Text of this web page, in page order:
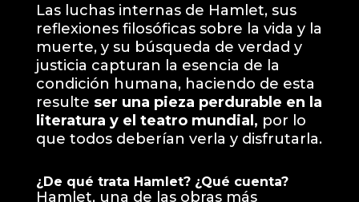
Las luchas internas de Hamlet, sus
reflexiones filosóficas sobre la vida y la
muerte, y su búsqueda de verdad y
justicia capturan la esencia de la
condición humana, haciendo de esta
resulte ser una pieza perdurable en la
literatura y el teatro mundial, por lo
que todos deberían verla y disfrutarla.
¿De qué trata Hamlet? ¿Qué cuenta?
Hamlet, una de las obras más